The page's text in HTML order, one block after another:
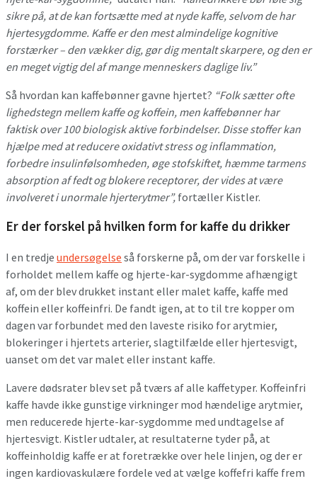
sikre på, at de kan fortsætte med at nyde kaffe, selvom de har
hjertesygdomme. Kaffe er den mest almindelige kognitive
forstærker – den vækker dig, gør dig mentalt skarpere, og den er
en meget vigtig del af mange menneskers daglige liv.”
Så hvordan kan kaffebønner gavne hjertet? “Folk sætter ofte
lighedstegn mellem kaffe og koffein, men kaffebønner har
faktisk over 100 biologisk aktive forbindelser. Disse stoffer kan
hjælpe med at reducere oxidativt stress og inflammation,
forbedre insulinfølsomheden, øge stofskiftet, hæmme tarmens
absorption af fedt og blokere receptorer, der vides at være
involveret i unormale hjerterytmer”, fortæller Kistler.
Er der forskel på hvilken form for kaffe du drikker
I en tredje undersøgelse så forskerne på, om der var forskelle i
forholdet mellem kaffe og hjerte-kar-sygdomme afhængigt
af, om der blev drukket instant eller malet kaffe, kaffe med
koffein eller koffeinfri. De fandt igen, at to til tre kopper om
dagen var forbundet med den laveste risiko for arytmier,
blokeringer i hjertets arterier, slagtilfælde eller hjertesvigt,
uanset om det var malet eller instant kaffe.
Lavere dødsrater blev set på tværs af alle kaffetyper. Koffeinfri
kaffe havde ikke gunstige virkninger mod hændelige arytmier,
men reducerede hjerte-kar-sygdomme med undtagelse af
hjertesvigt. Kistler udtaler, at resultaterne tyder på, at
koffeinholdig kaffe er at foretrække over hele linjen, og der er
ingen kardiovaskulære fordele ved at vælge koffefri kaffe frem